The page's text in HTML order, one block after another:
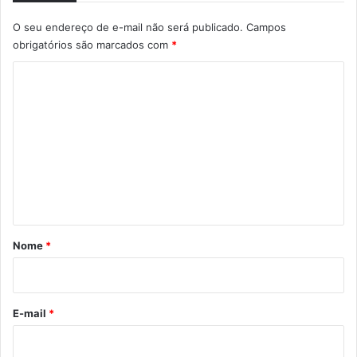
O seu endereço de e-mail não será publicado. Campos
obrigatórios são marcados com *
r
*
Nome *
E-mail *